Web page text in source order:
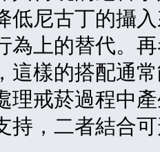
低尼古丁的攝
為上的替代。
這樣的搭配通
理戒菸過程中
持，二者結合